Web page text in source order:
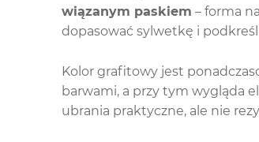
wiązanym paskiem – forma
dopasować sylwetkę i
Kolor grafitowy jest
barwami, a przy tym wygląda
ubrania praktyczne, ale nie